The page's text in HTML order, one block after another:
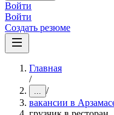
Войти
Войти
Создать резюме
Главная
/
... /
вакансии в